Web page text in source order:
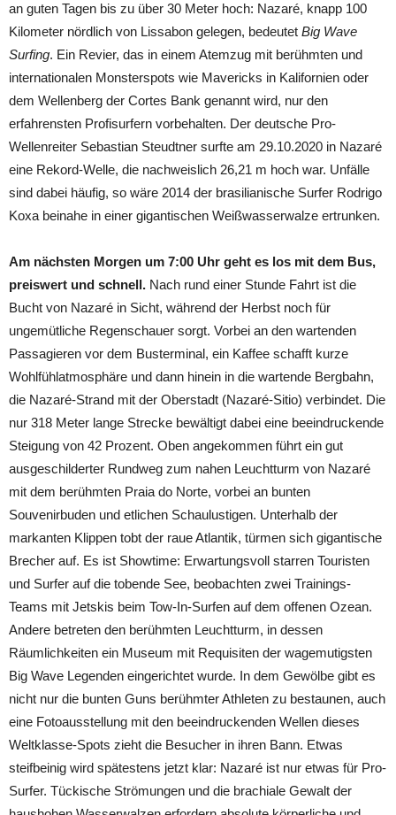
an guten Tagen bis zu über 30 Meter hoch: Nazaré, knapp 100
Kilometer nördlich von Lissabon gelegen, bedeutet Big Wave
Surfing. Ein Revier, das in einem Atemzug mit berühmten und
internationalen Monsterspots wie Mavericks in Kalifornien oder
dem Wellenberg der Cortes Bank genannt wird, nur den
erfahrensten Profisurfern vorbehalten. Der deutsche Pro-
Wellenreiter Sebastian Steudtner surfte am 29.10.2020 in Nazaré
eine Rekord-Welle, die nachweislich 26,21 m hoch war. Unfälle
sind dabei häufig, so wäre 2014 der brasilianische Surfer Rodrigo
Koxa beinahe in einer gigantischen Weißwasserwalze ertrunken.
Am nächsten Morgen um 7:00 Uhr geht es los mit dem Bus,
preiswert und schnell. Nach rund einer Stunde Fahrt ist die
Bucht von Nazaré in Sicht, während der Herbst noch für
ungemütliche Regenschauer sorgt. Vorbei an den wartenden
Passagieren vor dem Busterminal, ein Kaffee schafft kurze
Wohlfühlatmosphäre und dann hinein in die wartende Bergbahn,
die Nazaré-Strand mit der Oberstadt (Nazaré-Sitio) verbindet. Die
nur 318 Meter lange Strecke bewältigt dabei eine beeindruckende
Steigung von 42 Prozent. Oben angekommen führt ein gut
ausgeschilderter Rundweg zum nahen Leuchtturm von Nazaré
mit dem berühmten Praia do Norte, vorbei an bunten
Souvenirbuden und etlichen Schaulustigen. Unterhalb der
markanten Klippen tobt der raue Atlantik, türmen sich gigantische
Brecher auf. Es ist Showtime: Erwartungsvoll starren Touristen
und Surfer auf die tobende See, beobachten zwei Trainings-
Teams mit Jetskis beim Tow-In-Surfen auf dem offenen Ozean.
Andere betreten den berühmten Leuchtturm, in dessen
Räumlichkeiten ein Museum mit Requisiten der wagemutigsten
Big Wave Legenden eingerichtet wurde. In dem Gewölbe gibt es
nicht nur die bunten Guns berühmter Athleten zu bestaunen, auch
eine Fotoausstellung mit den beeindruckenden Wellen dieses
Weltklasse-Spots zieht die Besucher in ihren Bann. Etwas
steifbeinig wird spätestens jetzt klar: Nazaré ist nur etwas für Pro-
Surfer. Tückische Strömungen und die brachiale Gewalt der